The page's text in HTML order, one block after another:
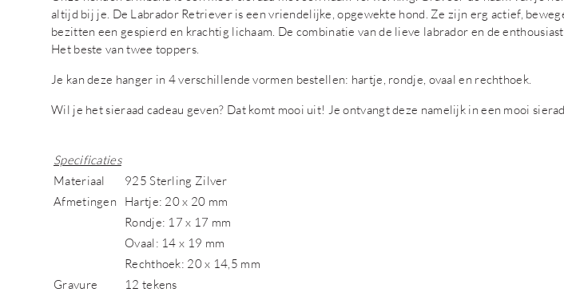
altijd bij je. De Labrador Retriever is een vriendelijke, opgewekte hond. Ze zijn erg actief,
bezitten een gespierd en krachtig lichaam. De combinatie van de lieve labrador en de
Het beste van twee toppers.
Je kan deze hanger in 4 verschillende vormen bestellen: hartje, rondje, ovaal en rechthoek.
Wil je het sieraad cadeau geven? Dat komt mooi uit! Je ontvangt deze namelijk in een mooi
Specificaties
Materiaal
925 Sterling Zilver
Afmetingen
Hartje: 20 x 20 mm
Rondje: 17 x 17 mm
Ovaal: 14 x 19 mm
Rechthoek: 20 x 14,5 mm
Gravure
12 tekens